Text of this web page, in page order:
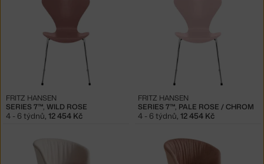
SERIES 7™, WILD ROSE
FRITZ HANSEN
4 - 6 týdnů, 12 454 Kč
SERIES 7™, PALE ROSE / CHROM
FRITZ HANSEN
4 - 6 týdnů, 12 454 Kč